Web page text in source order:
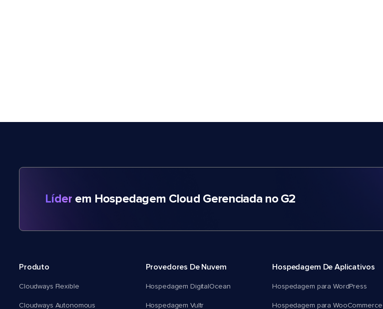
Líder em Hospedagem Cloud Gerenciada no G2
Produto
Cloudways Flexible
Cloudways Autonomous
Provedores De Nuvem
Hospedagem DigitalOcean
Hospedagem Vultr
Hospedagem De Aplicativos
Hospedagem para WordPress
Hospedagem para WooCommerce